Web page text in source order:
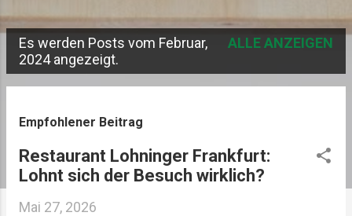
P
o
Es werden Posts vom Februar,
2024 angezeigt.
ALLE ANZEIGEN
Empfohlener Beitrag
Restaurant Lohninger Frankfurt:
Lohnt sich der Besuch wirklich?
Mai 27, 2026